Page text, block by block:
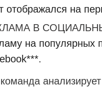
отображался на
В
на популярных